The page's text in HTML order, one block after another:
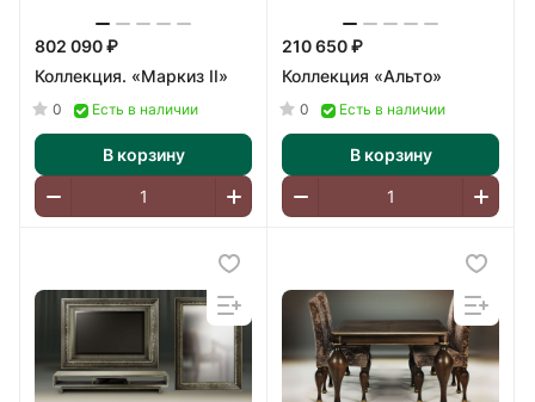
802 090 ₽
Коллекция. «Маркиз II»
0 Есть в наличии
В корзину
210 650 ₽
Коллекция «Альто»
0 Есть в наличии
В корзину